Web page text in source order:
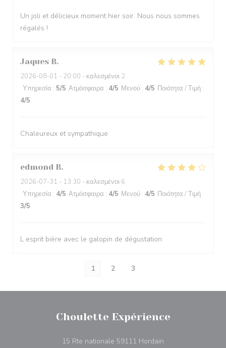
Un joli et délicieux moment hier soir. Nous nous sommes
régalés !
Jaques B
2026-08-01 - 20:00 - καλεσμένοι 2
Υπηρεσία : 5/5 Ατμόσφαιρα : 4/5 Μενού : 4/5 Ποιότητα / Τιμή :
4/5
Chaleureux et sympathique
edmond B
2026-07-31 - 13:30 - καλεσμένοι 6
Υπηρεσία : 4/5 Ατμόσφαιρα : 4/5 Μενού : 4/5 Ποιότητα / Τιμή :
3/5
L esprit bière avec le galopin de dégustation
1 2 3
Choulette Expérience
15 Rte nationale 59111 Hordain